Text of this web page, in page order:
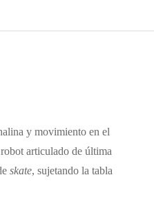
y movimiento en el
articulado de última
skate, sujetando la tabla